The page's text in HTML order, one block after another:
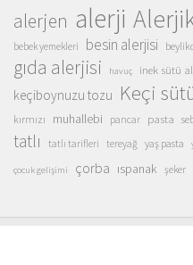
alerjen alerji
bebek yemekleri besin alerjisi
gıda alerjisi havuç inek sütü
keçiboynuzu tozu Keçi
kırmızı muhallebi pancar pasta
tatlı tatlı tarifleri tereyağ yaş pasta
çocuk gelişimi çorba ıspanak şeker